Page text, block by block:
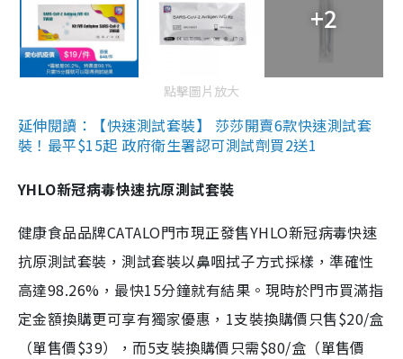
+2
點擊圖片放大
延伸閱讀：【快速測試套裝】 莎莎開賣6款快速測試套
裝！最平$15起 政府衛生署認可測試劑買2送1
YHLO新冠病毒快速抗原測試套裝
健康食品品牌CATALO門市現正發售YHLO新冠病毒快速
抗原測試套裝，測試套裝以鼻咽拭子方式採樣，準確性
高達98.26%，最快15分鐘就有結果。現時於門市買滿指
定金額換購更可享有獨家優惠，1支裝換購價只售$20/盒
（單售價$39），而5支裝換購價只需$80/盒（單售價